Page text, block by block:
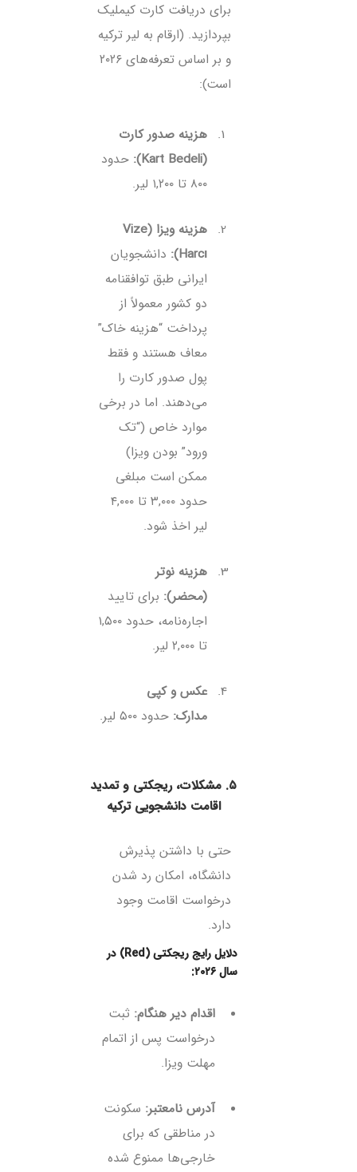
برای دریافت کارت کیملیک
بپردازید. (ارقام به لیر ترکیه
و بر اساس تعرفه‌های ۲۰۲۶
است):
هزینه صدور کارت
(Kart Bedeli):
حدود
۸۰۰ تا ۱,۲۰۰ لیر.
هزینه ویزا (Vize
Harcı):
دانشجویان
ایرانی طبق توافقنامه
دو کشور معمولاً از
پرداخت “هزینه خاک”
معاف هستند و فقط
پول صدور کارت را
می‌دهند. اما در برخی
موارد خاص (“تک
ورود” بودن ویزا)
ممکن است مبلغی
حدود ۳,۰۰۰ تا ۴,۰۰۰
لیر اخذ شود.
هزینه نوتر
(محضر): برای تایید
اجاره‌نامه، حدود ۱,۵۰۰
تا ۲,۰۰۰ لیر.
عکس و کپی
مدارک: حدود ۵۰۰ لیر.
۵. مشکلات، ریجکتی و تمدید
اقامت دانشجویی ترکیه
حتی با داشتن پذیرش
دانشگاه، امکان رد شدن
درخواست اقامت وجود
دارد.
دلایل رایج ریجکتی (Red) در
سال ۲۰۲۶:
اقدام دیر هنگام: ثبت
درخواست پس از اتمام
مهلت ویزا.
آدرس نامعتبر: سکونت
در مناطقی که برای
خارجی‌ها ممنوع شده